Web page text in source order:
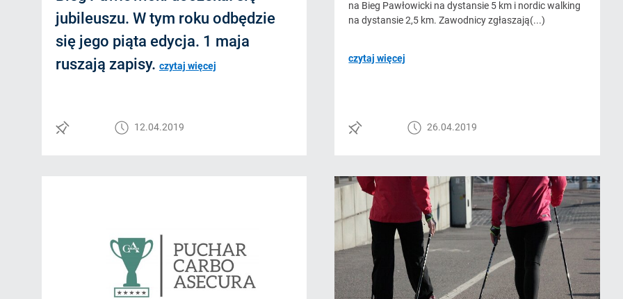
jubileuszu. W tym roku odbędzie
się jego piąta edycja. 1 maja
ruszają zapisy. czytaj więcej
12.04.2019
na Bieg Pawłowicki na dystansie 5 km i nordic walking
na dystansie 2,5 km. Zawodnicy zgłaszają(...)
czytaj więcej
26.04.2019